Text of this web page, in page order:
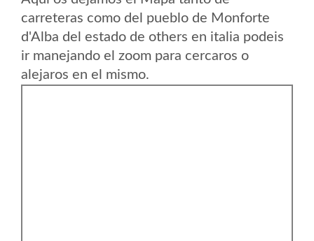
carreteras como del pueblo de Monforte
d'Alba del estado de others en italia podeis
ir manejando el zoom para cercaros o
alejaros en el mismo.